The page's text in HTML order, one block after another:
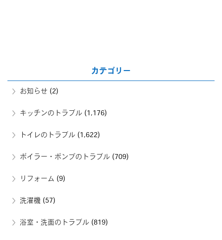
カテゴリー
お知らせ (2)
キッチンのトラブル (1,176)
トイレのトラブル (1,622)
ボイラー・ポンプのトラブル (709)
リフォーム (9)
洗濯機 (57)
浴室・洗面のトラブル (819)